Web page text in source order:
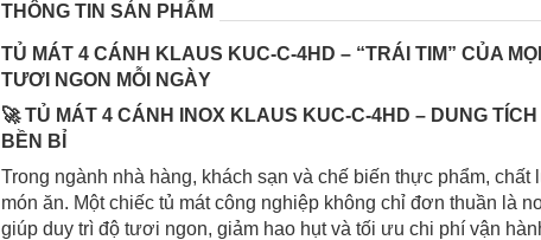
THÔNG TIN SẢN PHẨM
TỦ MÁT 4 CÁNH KLAUS KUC-C-4HD – “TRÁI TIM” CỦA
TƯƠI NGON MỖI NGÀY
🚀 TỦ MÁT 4 CÁNH INOX KLAUS KUC-C-4HD – DUNG
BỀN BỈ
Trong ngành nhà hàng, khách sạn và chế biến thực phẩm,
món ăn. Một chiếc tủ mát công nghiệp không chỉ đơn thuần là
giúp duy trì độ tươi ngon, giảm hao hụt và tối ưu chi phí vận